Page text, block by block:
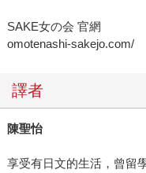
SAKE女の会 官網
omotenashi-sakejo.com/
譯者
陳聖怡
享受有日文的生活，曾留